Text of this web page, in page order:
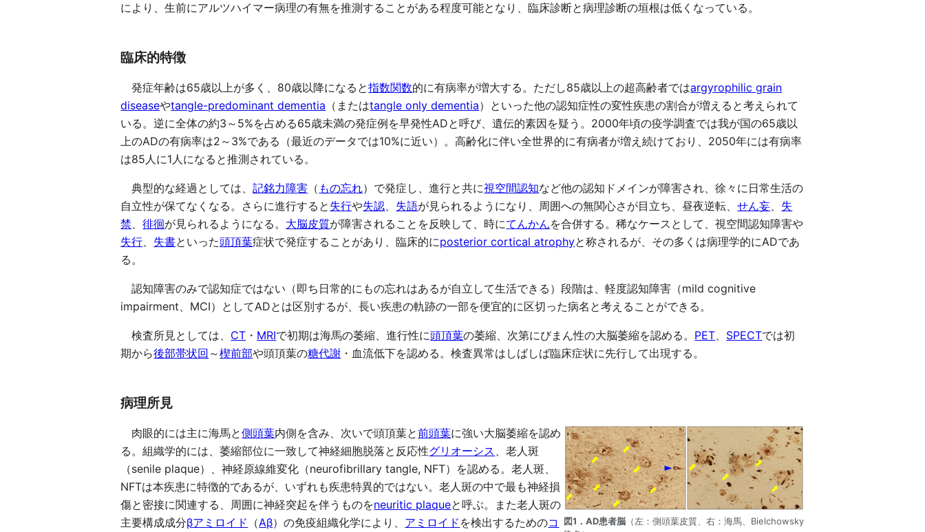
により、生前にアルツハイマー病理の有無を推測することがある程度可能となり、臨床診断と病理診断の垣根は低くなっている。
臨床的特徴
発症年齢は65歳以上が多く、80歳以降になると指数関数的に有病率が増大する。ただし85歳以上の超高齢者ではargyrophilic grain
diseaseやtangle-predominant dementia （またはtangle only dementia）といった他の認知症性の変性疾患の割合が増えると考えられて
いる。逆に全体の約3～5%を占める65歳未満の発症例を早発性ADと呼び、遺伝的素因を疑う。2000年頃の疫学調査では我が国の65歳以
上のADの有病率は2～3%である（最近のデータでは10%に近い）。高齢化に伴い全世界的に有病者が増え続けており、2050年には有病率
は85人に1人になると推測されている。
典型的な経過としては、記銘力障害 （ もの忘れ）で発症し、進行と共に視空間認知など他の認知ドメインが障害され、徐々に日常生活の
自立性が保てなくなる。さらに進行すると 失行や失認 失語が見られるようになり、周囲への無関心さが目立ち、昼夜逆転、せん妄
失
禁 、徘徊が見られるようになる。 大脳皮質が障害されることを反映して、時にてんかんを合併する。稀なケースとして、視空間認知障害や
失行
失書といった頭頂葉症状で発症することがあり、臨床的にposterior cortical atrophyと称されるが、その多くは病理学的にADであ
る。
認知障害のみで認知症ではない（即ち日常的にもの忘れはあるが自立して生活できる）段階は、軽度認知障害（mild cognitive
impairment、MCI）としてADとは区別するが、長い疾患の軌跡の一部を便宜的に区切った病名と考えることができる。
検査所見としては、 CT ・ MRIで初期は海馬の萎縮、進行性に頭頂葉の萎縮、次第にびまん性の大脳萎縮を認める。 PET SPECTでは初
期から後部帯状回 ～楔前部や頭頂葉の糖代謝 ・血流低下を認める。検査異常はしばしば臨床症状に先行して出現する。
病理所見
図1．AD患者脳（左：側頭葉皮質、右：海馬、Bielchowsky
肉眼的には主に海馬と側頭葉内側を含み、次いで頭頂葉と前頭葉に強い大脳萎縮を認め
る。組織学的には、萎縮部位に一致して神経細胞脱落と反応性グリオーシス
、老人斑
（senile plaque）、神経原線維変化（neurofibrillary tangle, NFT）を認める。老人斑、
NFTは本疾患に特徴的であるが、いずれも疾患特異的ではない。老人斑の中で最も神経損
傷と密接に関連する、周囲に神経突起を伴うものをneuritic plaqueと呼ぶ。また老人斑の
主要構成成分βアミロイド （Aβ）の免疫組織化学により、 アミロイド を検出するためのコ